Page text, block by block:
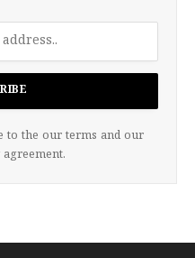
to the our terms and our
agreement.